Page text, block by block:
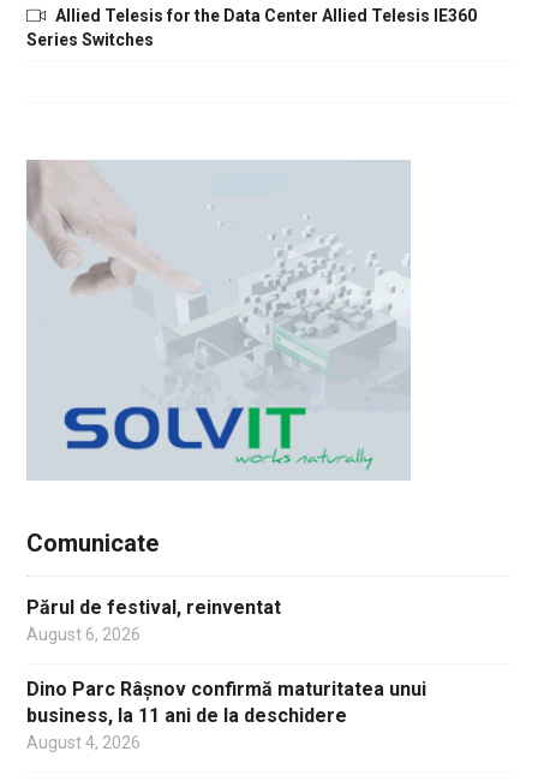
Allied Telesis for the Data Center Allied Telesis IE360
Series Switches
Comunicate
Părul de festival, reinventat
August 6, 2026
Dino Parc Râșnov confirmă maturitatea unui
business, la 11 ani de la deschidere
August 4, 2026